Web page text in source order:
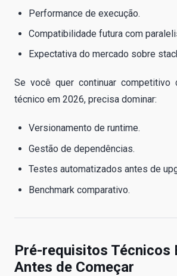
Performance de execução.
Compatibilidade futura com
Expectativa do mercado sobre
Se você quer continuar competitivo
técnico em 2026, precisa dominar:
Versionamento de runtime.
Gestão de dependências.
Testes automatizados antes de
Benchmark comparativo.
Pré-requisitos Técnicos
Antes de Começar